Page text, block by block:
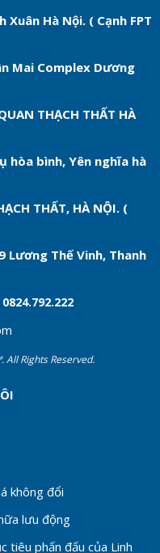
Hà Nội. ( Cạnh FPT
Mai Complex Dương
THẠCH THẤT HÀ
hòa bình, Yên nghĩa hà
THẤT, HÀ NỘI. (
Lương Thế Vinh, Thanh
All Rights Reserved.
không đổi
lưu động
tiêu phấn đấu của Linh